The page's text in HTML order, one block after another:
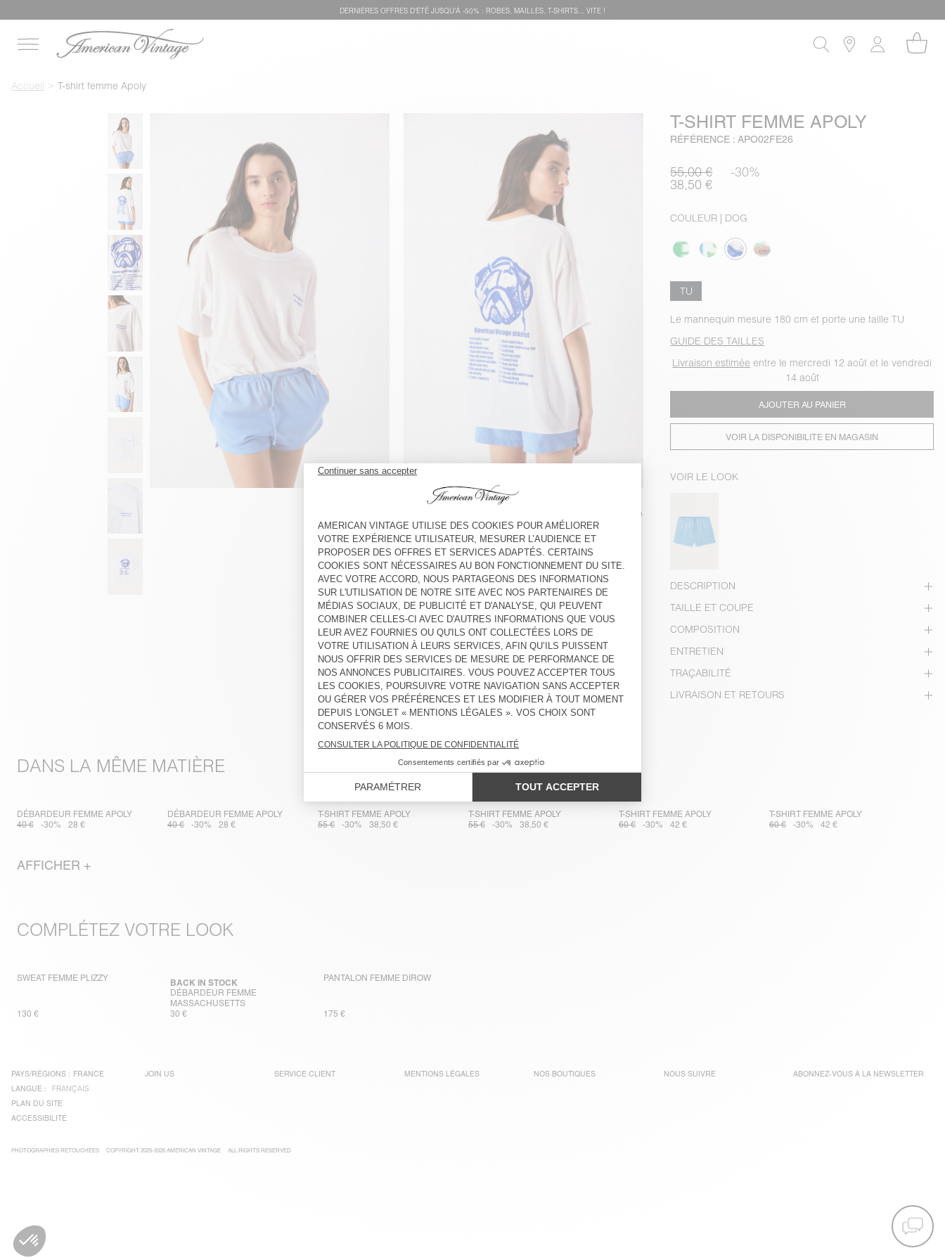
DERNIÈRES OFFRES D'ÉTÊ JUSQU'À -50% : ROBES, MAILLES, T-SHIRTS... VITE !
Accueil T-shirt femme Apoly
T-SHIRT FEMME APOLY
RÉFÉRENCE : APO02FE26
55,00 € -30%
38,50 €
COULEUR | DOG
TU
Le mannequin mesure 180 cm et porte une taille TU
GUIDE DES TAILLES
Livraison estimée entre le mercredi 12 août et le vendredi
14 août
AJOUTER AU PANIER
VOIR LA DISPONIBILITE EN MAGASIN
VOIR LE LOOK
DESCRIPTION
TAILLE ET COUPE
COMPOSITION
ENTRETIEN
TRAÇABILITÉ
LIVRAISON ET RETOURS
DANS LA MÊME MATIÈRE
DÉBARDEUR FEMME APOLY
40 €
-30% 28 €
DÉBARDEUR FEMME APOLY
40 €
-30% 28 €
T-SHIRT FEMME APOLY
55 €
-30% 38,50 €
T-SHIRT FEMME APOLY
55 €
-30% 38,50 €
T-SHIRT FEMME APOLY
60 €
-30% 42 €
T-SHIRT FEMME APOLY
60 €
-30% 42 €
AFFICHER +
COMPLÉTEZ VOTRE LOOK
SWEAT FEMME PLIZZY
130 €
DÉBARDEUR FEMME
MASSACHUSETTS
BACK IN STOCK
30 €
PANTALON FEMME DIROW
175 €
PAYS/RÉGIONS : FRANCE
LANGUE :
FRANÇAIS
PLAN DU SITE
ACCESSIBILITÉ
JOIN US SERVICE CLIENT MENTIONS LÉGALES NOS BOUTIQUES NOUS SUIVRE ABONNEZ-VOUS À LA NEWSLETTER
PHOTOGRAPHIES RETOUCHÉES COPYRIGHT 2025-2026 AMERICAN VINTAGE ALL RIGHTS RESERVED